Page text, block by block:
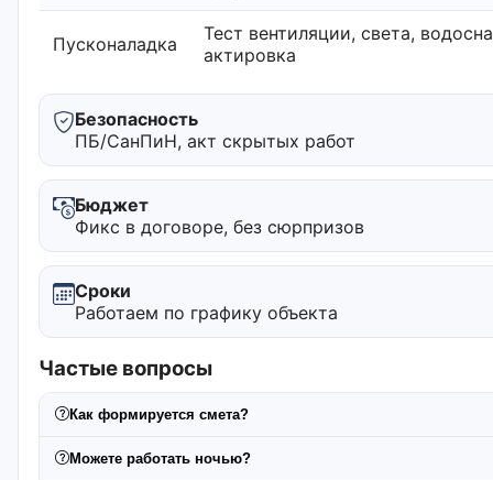
Пусконаладка
Тест вентиляции, света,
актировка
Безопасность
ПБ/СанПиН, акт скрытых работ
Бюджет
Фикс в договоре, без сюрпризов
Сроки
Работаем по графику объекта
Частые вопросы
Как формируется смета?
Можете работать ночью?